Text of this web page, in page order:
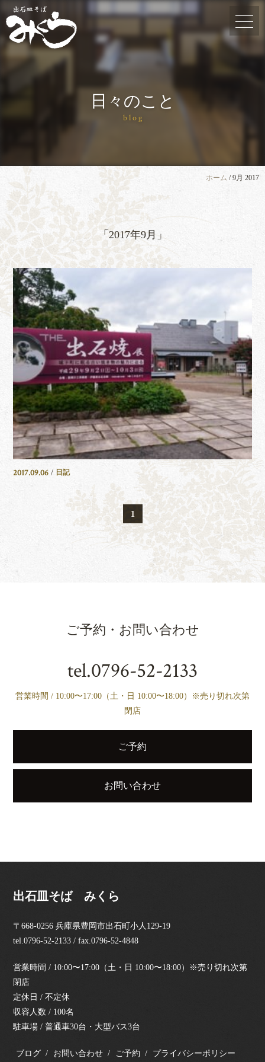
日々のこと
blog
ホーム /9月 2017
「2017年9月」
2017.09.06 / 日記
1
ご予約・お問い合わせ
tel.0796-52-2133
営業時間 / 10:00〜17:00（土・日 10:00〜18:00）※売り切れ次第
閉店
ご予約
お問い合わせ
出石皿そば みくら
〒668-0256 兵庫県豊岡市出石町小人129-19
tel.0796-52-2133 / fax.0796-52-4848
営業時間 / 10:00〜17:00（土・日 10:00〜18:00）※売り切れ次第
閉店
定休日 / 不定休
収容人数 / 100名
駐車場 / 普通車30台・大型バス3台
ブログ お問い合わせ ご予約 プライバシーポリシー